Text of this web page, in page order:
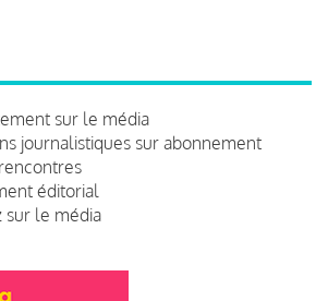
sur le média
journalistiques sur abonnement
éditorial
sur le média